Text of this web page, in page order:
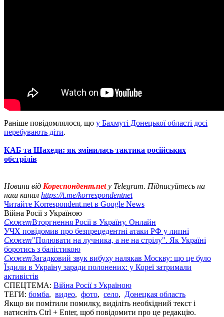
Раніше повідомлялося, що у Бахмуті Донецької області досі
перебувають діти.
КАБ та Шахеди: як змінилась тактика російських
обстрілів
Новини від Кореспондент.netу Telegram. Підписуйтесь на
наш канал https://t.me/korrespondentnet
Читайте Korrespondent.net в Google News
Війна Росії з Україною
СюжетВторгнення Росії в Україну. Онлайн
УЧХ повідомив про безпрецедентні атаки РФ у липні
Сюжет"Полювати на лучника, а не на стрілу". Як Україні
боротись з балістикою
СюжетЗагадковий звук вибуху налякав Москву: що це було
Їздили в Україну заради полонених: у Кореї затримали
активістів
СПЕЦТЕМА: Війна Росії з Україною
ТЕГИ: бомба, видео, фото, село, Донецкая область
Якщо ви помітили помилку, виділіть необхідний текст і
натисніть Ctrl + Enter, щоб повідомити про це редакцію.